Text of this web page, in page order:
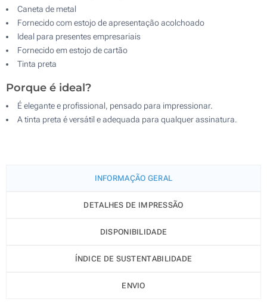
Caneta de metal
Fornecido com estojo de apresentação acolchoado
Ideal para presentes empresariais
Fornecido em estojo de cartão
Tinta preta
Porque é ideal?
É elegante e profissional, pensado para impressionar.
A tinta preta é versátil e adequada para qualquer assinatura.
INFORMAÇÃO GERAL
DETALHES DE IMPRESSÃO
DISPONIBILIDADE
ÍNDICE DE SUSTENTABILIDADE
ENVIO